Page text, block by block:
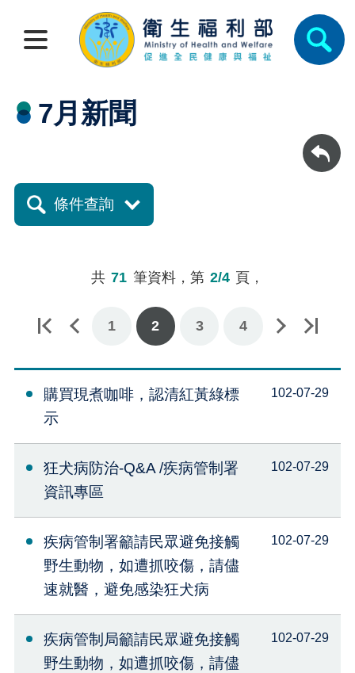
7月新聞
回上一頁
條件查詢
共 71 筆資料，第 2/4 頁，
1 2 3 4
下一頁最後一頁
購買現煮咖啡，認清紅黃綠標
示
102-07-29
狂犬病防治-Q&A /疾病管制署
資訊專區
102-07-29
疾病管制署籲請民眾避免接觸
野生動物，如遭抓咬傷，請儘
速就醫，避免感染狂犬病
102-07-29
疾病管制局籲請民眾避免接觸
野生動物，如遭抓咬傷，請儘
102-07-29